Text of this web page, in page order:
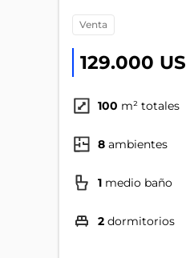
venta
129.000
100 m² totales
8 ambientes
1 medio baño
2 dormitorios